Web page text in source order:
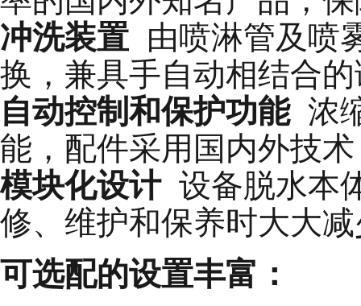
冲洗装置 由喷淋管及喷
换，兼具手自动相结合
自动控制和保护功能浓
能，配件采用国内外技
模块化设计设备脱水本
修、维护和保养时大大
可选配的设置丰富：